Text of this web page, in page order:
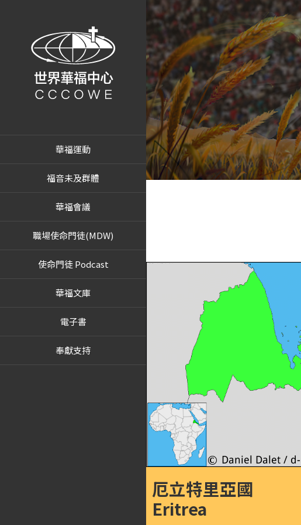
華福運動
福音未及群體
華福會議
職場使命門徒(MDW)
使命門徒 Podcast
華福文庫
電子書
奉獻支持
厄立特里亞國
Eritrea